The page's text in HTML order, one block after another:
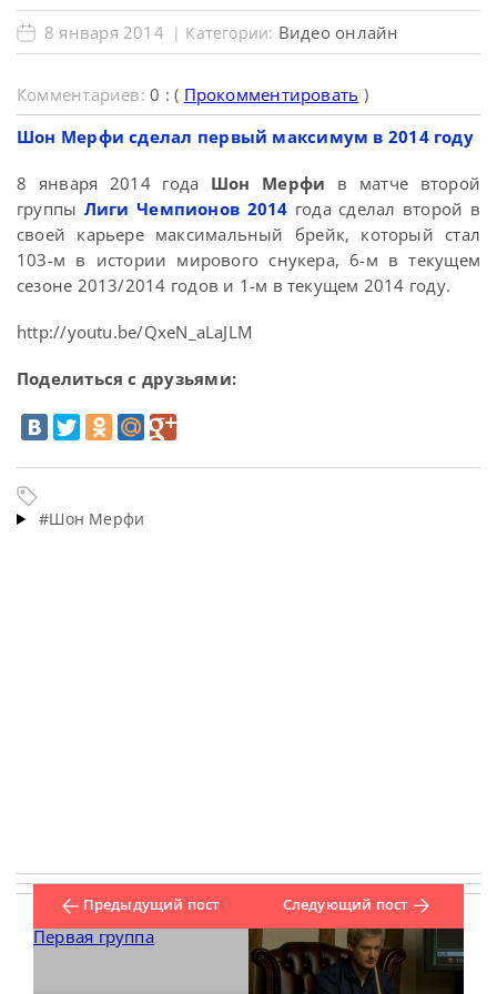
8 января 2014 | Категории: Видео онлайн
Комментариев:0 : ( Прокомментировать )
Шон Мерфи сделал первый максимум в 2014 году
8 января 2014 года Шон Мерфи в матче второй
группы Лиги Чемпионов 2014 года сделал второй в
своей карьере максимальный брейк, который стал
103-м в истории мирового снукера, 6-м в текущем
сезоне 2013/2014 годов и 1-м в текущем 2014 году.
http://youtu.be/QxeN_aLaJLM
Поделиться с друзьями:
#Шон Мерфи
Предыдущий пост Следующий пост